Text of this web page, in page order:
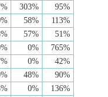
303%
95%
58%
113%
57%
51%
0%
765%
0%
42%
48%
90%
0%
136%